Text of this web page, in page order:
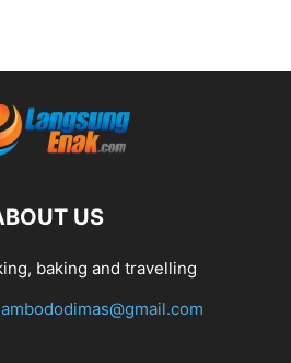
US
baking and travelling